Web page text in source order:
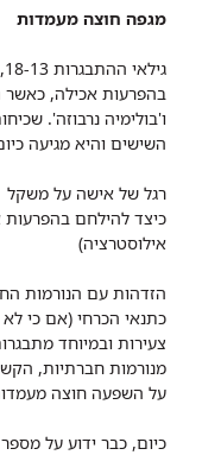
מגפה חוצה מעמדות
בהפרעות אכילה, כאשר
ו'בולימיה נרבוזה'.
השישים והיא מגיעה
רגל של אישה על משקל
כיצד להילחם בהפרעות
אילוסטרציה)
הזדהות עם הנורמות
כתנאי הכרחי (אם כי
צעירות ובמיוחד
מנורמות חברתיות,
על השפעה חוצה
כיום, כבר ידוע על